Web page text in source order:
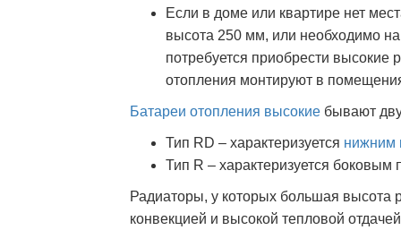
Если в доме или квартире нет
высота 250 мм, или необходимо
потребуется приобрести
отопления монтируют в
Батареи отопления высокие бывают
Тип RD – характеризуется нижним
Тип R – характеризуется боковым
Радиаторы, у которых большая высота
конвекцией и высокой тепловой